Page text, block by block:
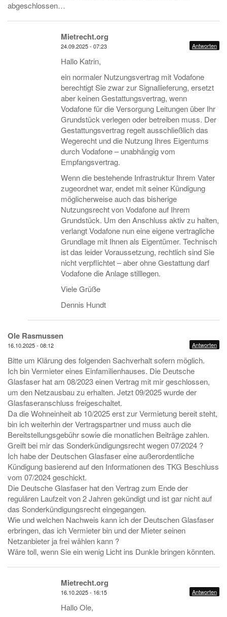
abgeschlossen…
Mietrecht.org
24.09.2025 - 07:23 Antworten
Hallo Katrin,
ein normaler Nutzungsvertrag mit Vodafone
berechtigt Sie zwar zur Signallieferung, ersetzt
aber keinen Gestattungsvertrag, wenn
Vodafone für die Versorgung Leitungen über Ihr
Grundstück verlegen oder betreiben muss. Der
Gestattungsvertrag regelt ausschließlich das
Wegerecht und die Nutzung Ihres Eigentums
durch Vodafone – unabhängig vom
Empfangsvertrag.
Wenn die bestehende Infrastruktur Ihrem Vater
zugeordnet war, endet mit seiner Kündigung
möglicherweise auch das bisherige
Nutzungsrecht von Vodafone auf Ihrem
Grundstück. Um den Anschluss aktiv zu halten,
verlangt Vodafone nun eine eigene vertragliche
Grundlage mit Ihnen als Eigentümer. Technisch
ist das leider Voraussetzung, rechtlich sind Sie
nicht verpflichtet – aber ohne Gestattung darf
Vodafone die Anlage stilllegen.
Viele Grüße
Dennis Hundt
Ole Rasmussen
16.10.2025 - 08:12 Antworten
Bitte um Klärung des folgenden Sachverhalt sofern möglich.
Ich bin Vermieter eines Einfamilienhauses. Die Deutsche
Glasfaser hat am 08/2023 einen Vertrag mit mir geschlossen,
um den Netzausbau zu erhalten. Jetzt 09/2025 wurde der
Glasfaseranschluss freigeschaltet.
Da die Wohneinheit ab 10/2025 erst zur Vermietung bereit steht,
bin ich weiterhin der Vertragspartner und muss auch die
Bereitstellungsgebühr sowie die monatlichen Beiträge zahlen.
Greift bei mir das Sonderkündigungsrecht wegen 07/2024 ?
Ich habe der Deutschen Glasfaser eine außerordentliche
Kündigung basierend auf den Informationen des TKG Beschluss
vom 07/2024 geschickt.
Die Deutsche Glasfaser hat den Vertrag zum Ende der
regulären Laufzeit von 2 Jahren gekündigt und ist gar nicht auf
das Sonderkündigungsrecht eingegangen.
Wie und welchen Nachweis kann ich der Deutschen Glasfaser
erbringen, das ich Vermieter bin und der Mieter seinen
Netzanbieter ja frei wählen kann ?
Wäre toll, wenn Sie ein wenig Licht ins Dunkle bringen könnten.
Mietrecht.org
16.10.2025 - 16:15 Antworten
Hallo Ole,